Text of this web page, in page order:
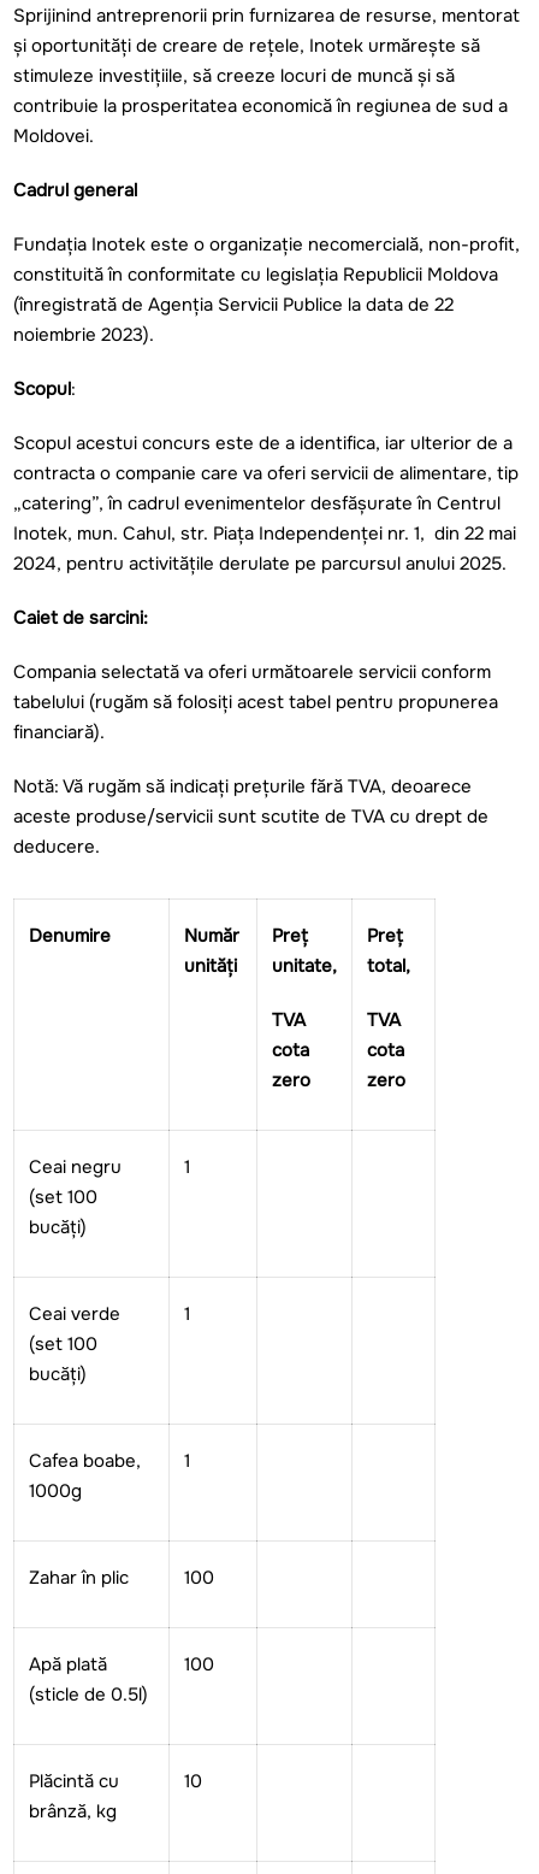
Sprijinind antreprenorii prin furnizarea de resurse, mentorat
și oportunități de creare de rețele, Inotek urmărește să
stimuleze investițiile, să creeze locuri de muncă și să
contribuie la prosperitatea economică în regiunea de sud a
Moldovei.
Cadrul general
Fundaţia Inotek este o organizaţie necomercială, non-profit,
constituită în conformitate cu legislaţia Republicii Moldova
(înregistrată de Agenția Servicii Publice la data de 22
noiembrie 2023).
Scopul:
Scopul acestui concurs este de a identifica, iar ulterior de a
contracta o companie care va oferi servicii de alimentare, tip
„catering”, în cadrul evenimentelor desfășurate în Centrul
Inotek, mun. Cahul, str. Piața Independenței nr. 1, din 22 mai
2024, pentru activitățile derulate pe parcursul anului 2025.
Caiet de sarcini:
Compania selectată va oferi următoarele servicii conform
tabelului (rugăm să folosiți acest tabel pentru propunerea
financiară).
Notă: Vă rugăm să indicați prețurile fără TVA, deoarece
aceste produse/servicii sunt scutite de TVA cu drept de
deducere.
Denumire
Număr
unități
Preț
unitate,
TVA
cota
zero
Preț
total,
TVA
cota
zero
Ceai negru
(set 100
bucăți)
1
Ceai verde
(set 100
bucăți)
1
Cafea boabe,
1000g
1
Zahar în plic 100
Apă plată
(sticle de 0.5l)
100
Plăcintă cu
brânză, kg
10